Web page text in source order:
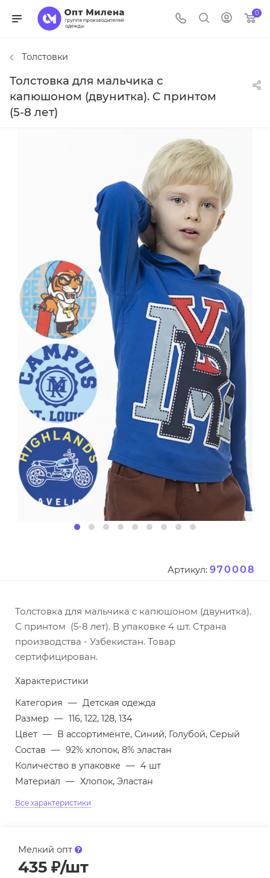
0
Толстовки
Толстовка для мальчика с
капюшоном (двунитка). С принтом
(5-8 лет)
Артикул: 970008
Толстовка для мальчика с капюшоном (двунитка).
С принтом (5-8 лет). В упаковке 4 шт. Страна
производства - Узбекистан. Товар
сертифицирован.
Характеристики
Категория — Детская одежда
Размер — 116, 122, 128, 134
Цвет — В ассортименте, Синий, Голубой, Серый
Состав — 92% хлопок, 8% эластан
Количество в упаковке — 4 шт
Материал — Хлопок, Эластан
Все характеристики
Мелкий опт
435 ₽/шт